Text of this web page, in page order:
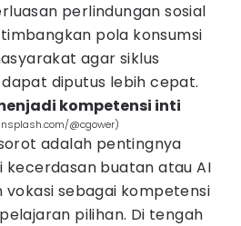
perlindungan sosial
pola konsumsi
agar siklus
diputus lebih cepat.
kompetensi inti
@cgower)
adalah pentingnya
kecerdasan buatan atau AI
vokasi sebagai kompetensi
pilihan. Di tengah